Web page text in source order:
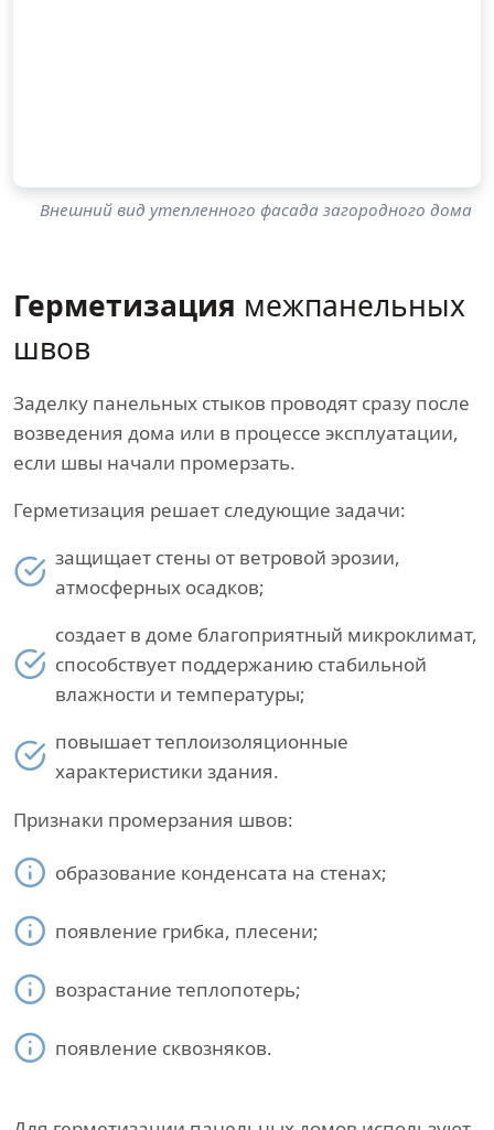
Внешний вид утепленного фасада загородного дома
Герметизация межпанельных
швов
Заделку панельных стыков проводят сразу после
возведения дома или в процессе эксплуатации,
если швы начали промерзать.
Герметизация решает следующие задачи:
защищает стены от ветровой эрозии,
атмосферных осадков;
создает в доме благоприятный микроклимат,
способствует поддержанию стабильной
влажности и температуры;
повышает теплоизоляционные
характеристики здания.
Признаки промерзания швов:
образование конденсата на стенах;
появление грибка, плесени;
возрастание теплопотерь;
появление сквозняков.